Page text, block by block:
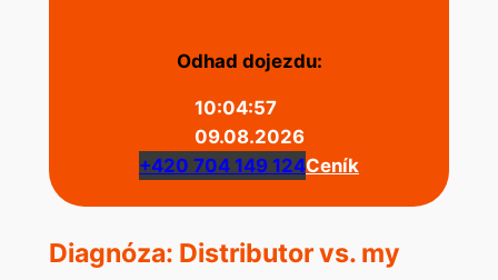
Odhad dojezdu:
10:04:57
09.08.2026
+420 704 149 124Ceník
Diagnóza: Distributor vs. my